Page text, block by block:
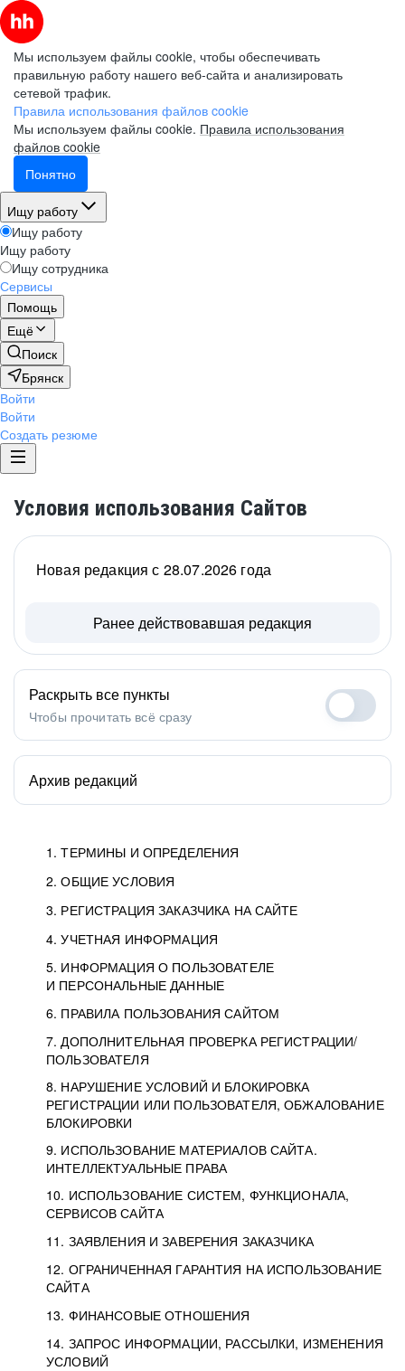
Мы используем файлы cookie, чтобы обеспечивать
правильную работу нашего веб-сайта и анализировать
сетевой трафик.
Правила использования файлов cookie
Мы используем файлы cookie. Правила использования
файлов cookie
Понятно
Ищу работу
Ищу работу
Ищу работу
Ищу сотрудника
Сервисы
Помощь
Ещё
Поиск
Брянск
Войти
Войти
Создать резюме
Условия использования Сайтов
1. ТЕРМИНЫ И ОПРЕДЕЛЕНИЯ
2. ОБЩИЕ УСЛОВИЯ
3. РЕГИСТРАЦИЯ ЗАКАЗЧИКА НА САЙТЕ
4. УЧЕТНАЯ ИНФОРМАЦИЯ
5. ИНФОРМАЦИЯ О ПОЛЬЗОВАТЕЛЕ
И ПЕРСОНАЛЬНЫЕ ДАННЫЕ
6. ПРАВИЛА ПОЛЬЗОВАНИЯ САЙТОМ
7. ДОПОЛНИТЕЛЬНАЯ ПРОВЕРКА РЕГИСТРАЦИИ/
ПОЛЬЗОВАТЕЛЯ
8. НАРУШЕНИЕ УСЛОВИЙ И БЛОКИРОВКА
РЕГИСТРАЦИИ ИЛИ ПОЛЬЗОВАТЕЛЯ, ОБЖАЛОВАНИЕ
БЛОКИРОВКИ
9. ИСПОЛЬЗОВАНИЕ МАТЕРИАЛОВ САЙТА.
ИНТЕЛЛЕКТУАЛЬНЫЕ ПРАВА
10. ИСПОЛЬЗОВАНИЕ СИСТЕМ, ФУНКЦИОНАЛА,
СЕРВИСОВ САЙТА
11. ЗАЯВЛЕНИЯ И ЗАВЕРЕНИЯ ЗАКАЗЧИКА
12. ОГРАНИЧЕННАЯ ГАРАНТИЯ НА ИСПОЛЬЗОВАНИЕ
САЙТА
13. ФИНАНСОВЫЕ ОТНОШЕНИЯ
14. ЗАПРОС ИНФОРМАЦИИ, РАССЫЛКИ, ИЗМЕНЕНИЯ
УСЛОВИЙ
Новая редакция с 28.07.2026 года
Ранее действовавшая редакция
Раскрыть все пункты
Чтобы прочитать всё сразу
Архив редакций